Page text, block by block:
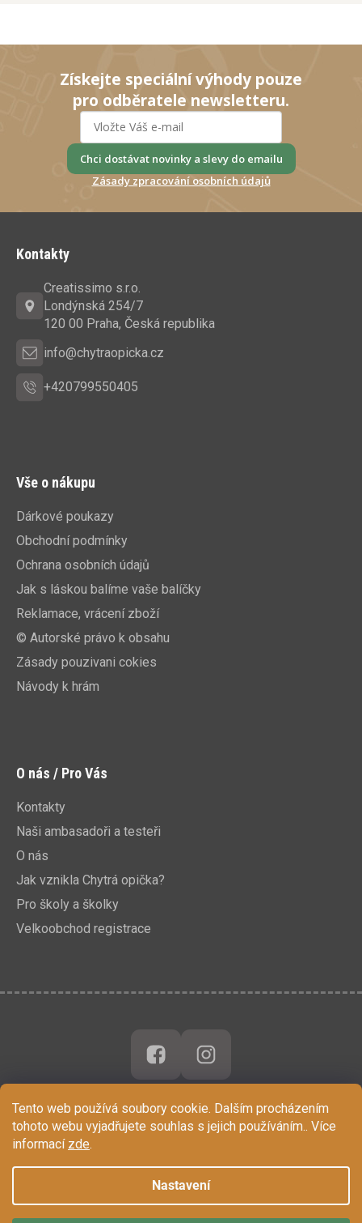
Tento web používá soubory cookie. Dalším procházením
tohoto webu vyjadřujete souhlas s jejich používáním.. Více
informací zde.
Nastavení
Získejte speciální výhody pouze
pro odběratele newsletteru.
Chci dostávat novinky a slevy do emailu
Zásady zpracování osobních údajů
Kontakty
Creatissimo s.r.o.
Londýnská 254/7
120 00 Praha, Česká republika
info@chytraopicka.cz
+420799550405
Vše o nákupu
Dárkové poukazy
Obchodní podmínky
Ochrana osobních údajů
Jak s láskou balíme vaše balíčky
Reklamace, vrácení zboží
© Autorské právo k obsahu
Zásady pouzivani cokies
Návody k hrám
O nás / Pro Vás
Kontakty
Naši ambasadoři a testeři
O nás
Jak vznikla Chytrá opička?
Pro školy a školky
Velkoobchod registrace